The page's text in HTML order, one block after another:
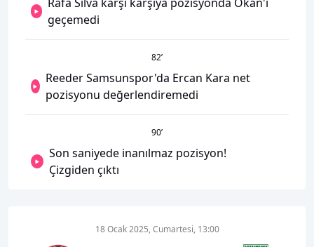
geçemedi
82’
Reeder Samsunspor'da Ercan Kara net
pozisyonu değerlendiremedi
90’
Son saniyede inanılmaz pozisyon!
Çizgiden çıktı
18 Ocak 2025, Cumartesi, 13:00